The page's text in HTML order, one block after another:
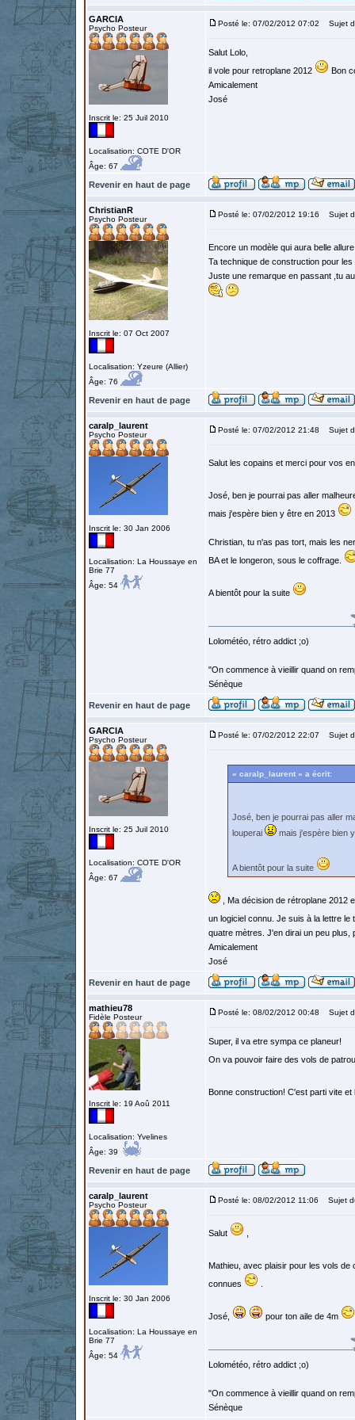
GARCIA
Psycho Posteur
Inscrit le: 25 Juil 2010
Localisation: COTE D'OR
Âge: 67
Posté le: 07/02/2012 07:02 Sujet
Salut Lolo,
il vole pour retroplane 2012
Bon
Amicalement
José
Revenir en haut de page
ChristianR
Psycho Posteur
Inscrit le: 07 Oct 2007
Localisation: Yzeure (Allier)
Âge: 76
Posté le: 07/02/2012 19:16 Sujet
Encore un modèle qui aura belle
Ta technique de construction pour
Juste une remarque en passant ,tu
Revenir en haut de page
caralp_laurent
Psycho Posteur
Inscrit le: 30 Jan 2006
Localisation: La Houssaye en
Brie 77
Âge: 54
Posté le: 07/02/2012 21:48 Sujet
Salut les copains et merci pour vos
José, ben je pourrai pas aller
mais j'espère bien y être en 2013
Christian, tu n'as pas tort, mais les
BA et le longeron, sous le coffrage.
A bientôt pour la suite
Lolométéo, rétro addict ;o)
"On commence à vieillir quand on
Sénèque
Revenir en haut de page
GARCIA
Psycho Posteur
Inscrit le: 25 Juil 2010
Localisation: COTE D'OR
Âge: 67
Posté le: 07/02/2012 22:07 Sujet
« caralp_laurent » a écrit:
José, ben je pourrai pas aller
louperai
mais j'espère bien
A bientôt pour la suite
, Ma décision de rétroplane 2012
un logiciel connu. Je suis à la lettre le
quatre mètres. J'en dirai un peu plus,
Amicalement
José
Revenir en haut de page
mathieu78
Fidèle Posteur
Inscrit le: 19 Aoû 2011
Localisation: Yvelines
Âge: 39
Posté le: 08/02/2012 00:48 Sujet
Super, il va etre sympa ce planeur!
On va pouvoir faire des vols de
Bonne construction! C'est parti vite
Revenir en haut de page
caralp_laurent
Psycho Posteur
Inscrit le: 30 Jan 2006
Localisation: La Houssaye en
Brie 77
Âge: 54
Posté le: 08/02/2012 11:06 Sujet
Salut
Mathieu, avec plaisir pour les vols de
connues
José, pour ton aile de 4m
Lolométéo, rétro addict ;o)
"On commence à vieillir quand on
Sénèque